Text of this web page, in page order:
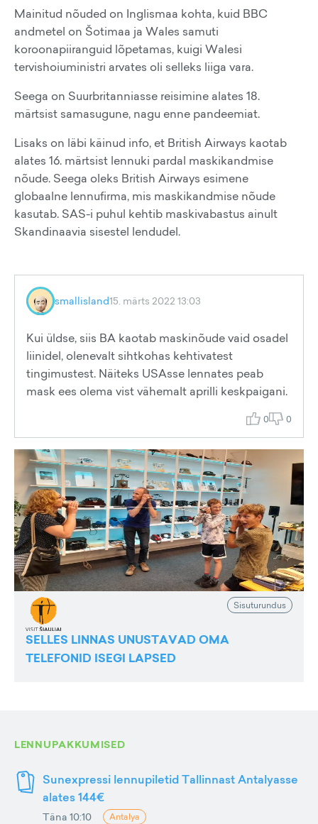
Mainitud nõuded on Inglismaa kohta, kuid BBC
andmetel on Šotimaa ja Wales samuti
koroonapiiranguid lõpetamas, kuigi Walesi
tervishoiuministri arvates oli selleks liiga vara.
Seega on Suurbritanniasse reisimine alates 18.
märtsist samasugune, nagu enne pandeemiat.
Lisaks on läbi käinud info, et British Airways kaotab
alates 16. märtsist lennuki pardal maskikandmise
nõude. Seega oleks British Airways esimene
globaalne lennufirma, mis maskikandmise nõude
kasutab. SAS-i puhul kehtib maskivabastus ainult
Skandinaavia sisestel lendudel.
smallisland15. märts 2022 13:03
Kui üldse, siis BA kaotab maskinõude vaid osadel
liinidel, olenevalt sihtkohas kehtivatest
tingimustest. Näiteks USAsse lennates peab
mask ees olema vist vähemalt aprilli keskpaigani.
0 0
Sisuturundus
SELLES LINNAS UNUSTAVAD OMA
TELEFONID ISEGI LAPSED
LENNUPAKKUMISED
Sunexpressi lennupiletid Tallinnast Antalyasse
alates 144€
Täna 10:10 Antalya